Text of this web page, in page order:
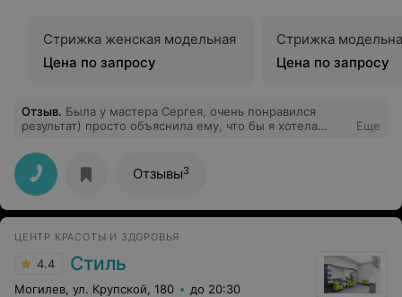
Стрижка женская модельная
Цена по запросу
Стрижка
Цена по запросу
Отзыв. Была у мастера Сергея, очень понравился
результат) просто объяснила ему, что бы я хотела
отличии от тех парикмахеров, что спрашивают каждый
шаг)
Еще
Отзывы3
ЦЕНТР КРАСОТЫ И ЗДОРОВЬЯ
4.4 Стиль
Могилев, ул. Крупской, 180 до 20:30